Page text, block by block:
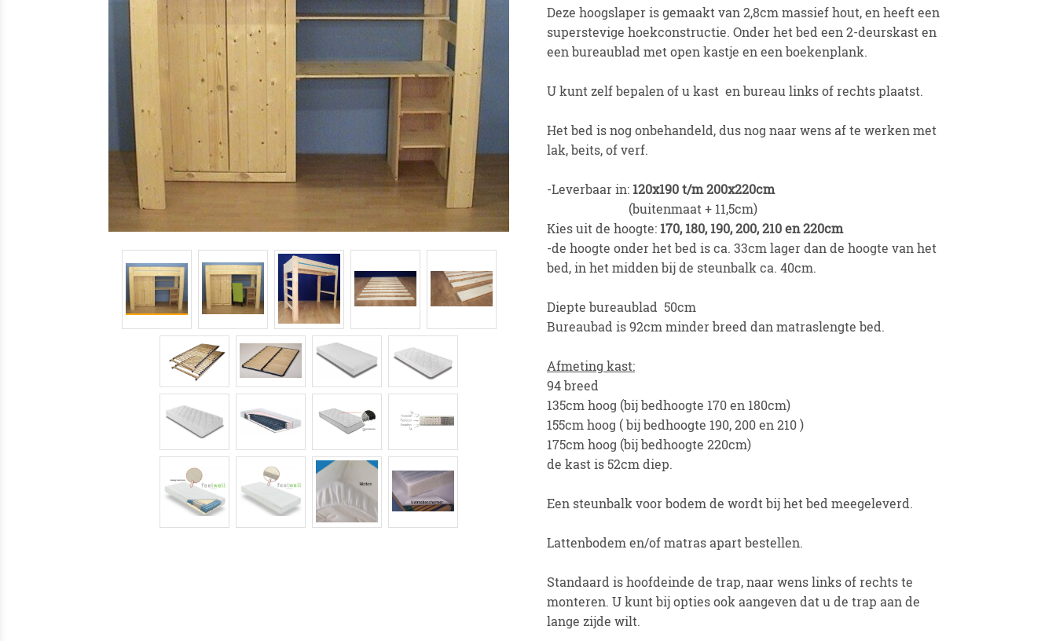
Deze hoogslaper is gemaakt van 2,8cm massief hout, en heeft een
superstevige hoekconstructie. Onder het bed een 2-deurskast en
een bureaublad met open kastje en een boekenplank.
U kunt zelf bepalen of u kast en bureau links of rechts plaatst.
Het bed is nog onbehandeld, dus nog naar wens af te werken met
lak, beits, of verf.
-Leverbaar in: 120x190 t/m 200x220cm
(buitenmaat + 11,5cm)
Kies uit de hoogte: 170, 180, 190, 200, 210 en 220cm
-de hoogte onder het bed is ca. 33cm lager dan de hoogte van het
bed, in het midden bij de steunbalk ca. 40cm.
Diepte bureaublad 50cm
Bureaubad is 92cm minder breed dan matraslengte bed.
Afmeting kast:
94 breed
135cm hoog (bij bedhoogte 170 en 180cm)
155cm hoog ( bij bedhoogte 190, 200 en 210 )
175cm hoog (bij bedhoogte 220cm)
de kast is 52cm diep.
Een steunbalk voor bodem de wordt bij het bed meegeleverd.
Lattenbodem en/of matras apart bestellen.
Standaard is hoofdeinde de trap, naar wens links of rechts te
monteren. U kunt bij opties ook aangeven dat u de trap aan de
lange zijde wilt.